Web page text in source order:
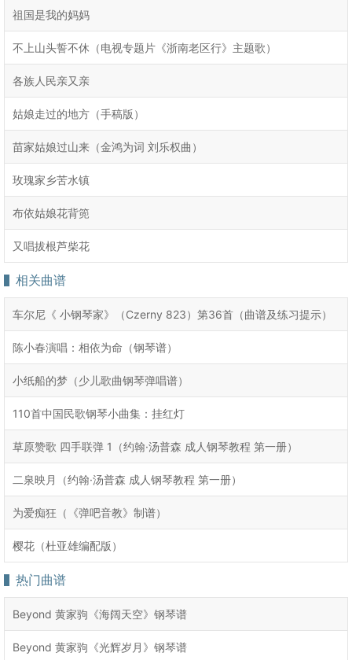
祖国是我的妈妈
不上山头誓不休（电视专题片《浙南老区行》主题歌）
各族人民亲又亲
姑娘走过的地方（手稿版）
苗家姑娘过山来（金鸿为词 刘乐权曲）
玫瑰家乡苦水镇
布依姑娘花背篼
又唱拔根芦柴花
相关曲谱
车尔尼《 小钢琴家》（Czerny 823）第36首（曲谱及练习提示）
陈小春演唱：相依为命（钢琴谱）
小纸船的梦（少儿歌曲钢琴弹唱谱）
110首中国民歌钢琴小曲集：挂红灯
草原赞歌 四手联弹 1（约翰·汤普森 成人钢琴教程 第一册）
二泉映月（约翰·汤普森 成人钢琴教程 第一册）
为爱痴狂（《弹吧音教》制谱）
樱花（杜亚雄编配版）
热门曲谱
Beyond 黄家驹《海阔天空》钢琴谱
Beyond 黄家驹《光辉岁月》钢琴谱